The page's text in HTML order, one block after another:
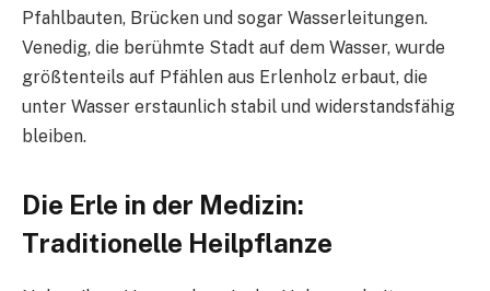
Pfahlbauten, Brücken und sogar Wasserleitungen.
Venedig, die berühmte Stadt auf dem Wasser, wurde
größtenteils auf Pfählen aus Erlenholz erbaut, die
unter Wasser erstaunlich stabil und widerstandsfähig
bleiben.
Die Erle in der Medizin:
Traditionelle Heilpflanze